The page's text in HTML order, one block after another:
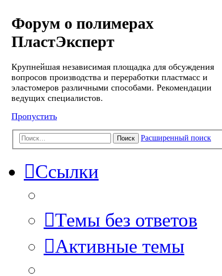
Форум о полимерах
ПластЭксперт
Крупнейшая независимая площадка для обсуждения
вопросов производства и переработки пластмасс и
эластомеров различными способами. Рекомендации
ведущих специалистов.
Пропустить
Поиск Расширенный поиск
Ссылки
Темы без ответов
Активные темы